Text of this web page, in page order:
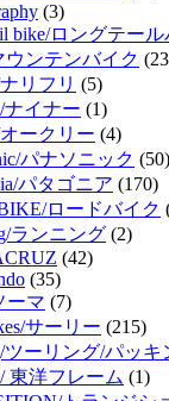
(3)
bike/ロングテール
ウンテンバイク
リフリ (5)
イナー (1)
ークリー (4)
パナソニック (50)
パタゴニア (170)
ロードバイク
ランニング (2)
(42)
(35)
ーマ (7)
サーリー (215)
ツーリング/パッキ
東洋フレーム (1)